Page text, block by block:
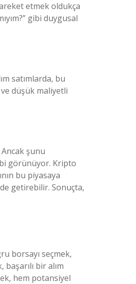
etmek oldukça
gibi duygusal
satımlarda, bu
düşük maliyetli
şunu
görünüyor. Kripto
bu piyasaya
getirebilir. Sonuçta,
borsayı seçmek,
bir alım
hem potansiyel